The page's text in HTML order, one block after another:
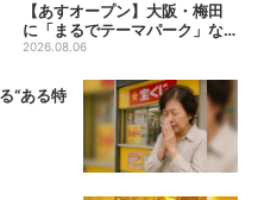
【あすオープン】大阪・梅田
に「まるでテーマパーク」な
巨大スポーツ店、461ブラン...
2026.08.06
“ある特